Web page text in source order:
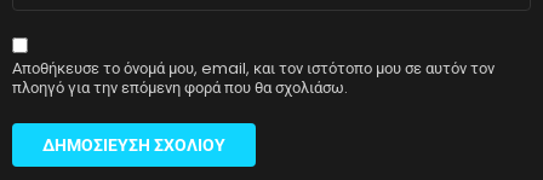
Αποθήκευσε το όνομά μου, email, και τον ιστότοπο μου σε αυτόν τον
πλοηγό για την επόμενη φορά που θα σχολιάσω.